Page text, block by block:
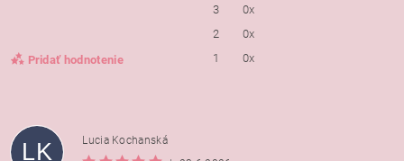
Pridať hodnotenie
3
0x
2
0x
1
0x
LK
Lucia Kochanská